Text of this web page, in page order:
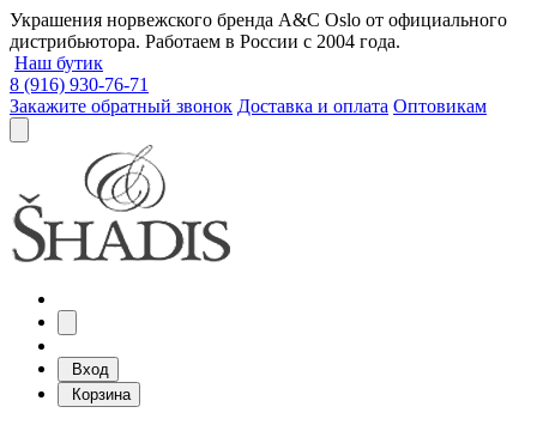
Украшения норвежского бренда A&C Oslo от официального
дистрибьютора. Работаем в России с 2004 года.
Наш бутик
8 (916) 930-76-71
Закажите обратный звонок Доставка и оплата Оптовикам
Вход
Корзина